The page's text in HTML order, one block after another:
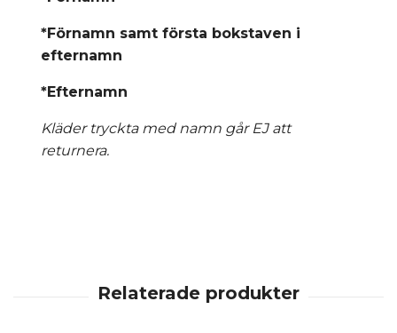
*Förnamn samt första bokstaven i
efternamn
*Efternamn
Kläder tryckta med namn går EJ att
returnera.